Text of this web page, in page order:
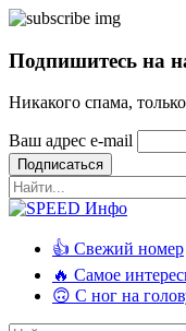
Подпишитесь на
Никакого спама,
Ваш адрес e-mail
Подписаться
👍 Свежий номер
🔥 Самое
🙃 С ног на